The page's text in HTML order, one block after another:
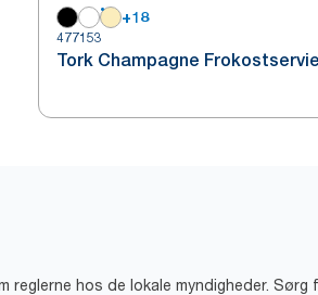
+18
477153
Tork Champagne
reglerne hos de lokale myndigheder.